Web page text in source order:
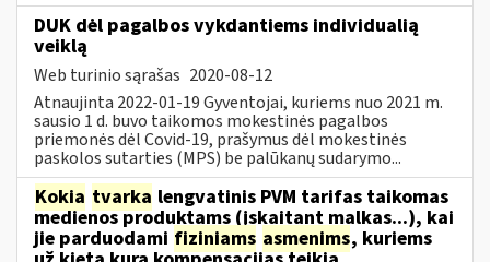
DUK dėl pagalbos vykdantiems individualią
veiklą
Web turinio sąrašas 2020-08-12
Atnaujinta 2022-01-19 Gyventojai, kuriems nuo 2021 m.
sausio 1 d. buvo taikomos mokestinės pagalbos
priemonės dėl Covid-19, prašymus dėl mokestinės
paskolos sutarties (MPS) be palūkanų sudarymo...
Kokia tvarka lengvatinis PVM tarifas taikomas
medienos produktams (įskaitant malkas...), kai
jie parduodami fiziniams asmenims, kuriems